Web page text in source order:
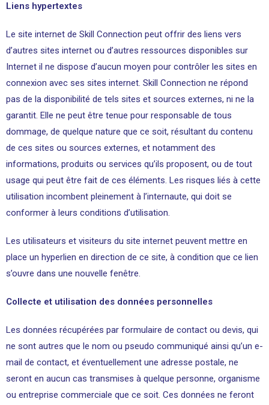
Liens hypertextes
Le site internet de Skill Connection peut offrir des liens vers
d’autres sites internet ou d’autres ressources disponibles sur
Internet il ne dispose d’aucun moyen pour contrôler les sites en
connexion avec ses sites internet. Skill Connection ne répond
pas de la disponibilité de tels sites et sources externes, ni ne la
garantit. Elle ne peut être tenue pour responsable de tous
dommage, de quelque nature que ce soit, résultant du contenu
de ces sites ou sources externes, et notamment des
informations, produits ou services qu’ils proposent, ou de tout
usage qui peut être fait de ces éléments. Les risques liés à cette
utilisation incombent pleinement à l’internaute, qui doit se
conformer à leurs conditions d’utilisation.
Les utilisateurs et visiteurs du site internet peuvent mettre en
place un hyperlien en direction de ce site, à condition que ce lien
s’ouvre dans une nouvelle fenêtre.
Collecte et utilisation des données personnelles
Les données récupérées par formulaire de contact ou devis, qui
ne sont autres que le nom ou pseudo communiqué ainsi qu’un e-
mail de contact, et éventuellement une adresse postale, ne
seront en aucun cas transmises à quelque personne, organisme
ou entreprise commerciale que ce soit. Ces données ne feront